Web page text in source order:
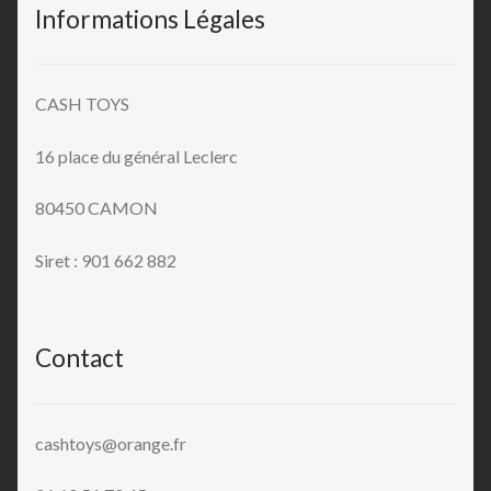
Informations Légales
CASH TOYS
16 place du général Leclerc
80450 CAMON
Siret : 901 662 882
Contact
cashtoys@orange.fr